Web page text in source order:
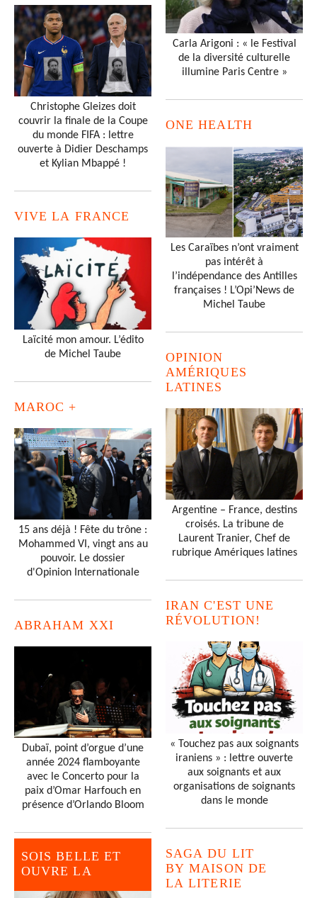
Christophe Gleizes doit
couvrir la finale de la Coupe
du monde FIFA : lettre
ouverte à Didier Deschamps
et Kylian Mbappé !
VIVE LA FRANCE
Laïcité mon amour. L’édito
de Michel Taube
MAROC +
15 ans déjà ! Fête du trône :
Mohammed VI, vingt ans au
pouvoir. Le dossier
d'Opinion Internationale
ABRAHAM XXI
Dubaï, point d’orgue d’une
année 2024 flamboyante
avec le Concerto pour la
paix d’Omar Harfouch en
présence d’Orlando Bloom
SOIS BELLE ET
OUVRE LA
Carla Arigoni : « le Festival
de la diversité culturelle
illumine Paris Centre »
ONE HEALTH
Les Caraïbes n’ont vraiment
pas intérêt à
l’indépendance des Antilles
françaises ! L’Opi’News de
Michel Taube
OPINION
AMÉRIQUES
LATINES
Argentine – France, destins
croisés. La tribune de
Laurent Tranier, Chef de
rubrique Amériques latines
IRAN C'EST UNE
RÉVOLUTION!
« Touchez pas aux soignants
iraniens » : lettre ouverte
aux soignants et aux
organisations de soignants
dans le monde
SAGA DU LIT
BY MAISON DE
LA LITERIE